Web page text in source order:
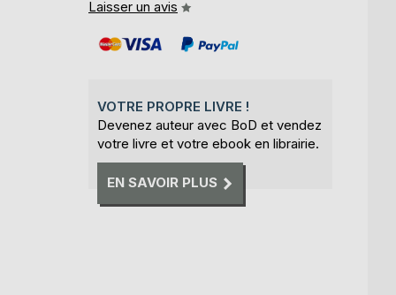
Laisser un avis
VOTRE PROPRE LIVRE !
Devenez auteur avec BoD et vendez
votre livre et votre ebook en librairie.
EN SAVOIR PLUS